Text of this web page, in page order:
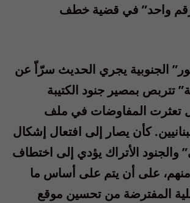
رقم واحد” في قضية خطف
الجنوبية يجري الحديث سرّاّ عن
تتربص بمصير جنود الكتيبة
تعثرت المفاوضات في ملف
كأن يصار إلى افتعال إشكال
والجنود الأتراك يؤدي إلى اختطاف
منهم، على أن يتم على أساس ما
المفترضة من تحسين موقع